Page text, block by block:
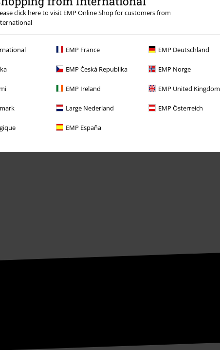
click here to visit EMP Online Shop for customers from
EMP France EMP Deutschland
EMP Česká Republika EMP Norge
EMP Ireland EMP United Kingdom
Large Nederland EMP Österreich
EMP España
Offre pour toi